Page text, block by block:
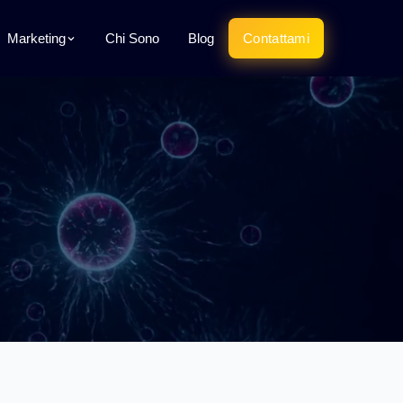
Marketing Chi Sono Blog Contattami